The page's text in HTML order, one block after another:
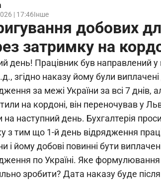
| 17:46Інше
добових
затримку на
день! Працівник був направлений
згідно наказу йому були
за межі України за всі 7 днів,
на кордоні, він переночував у
на наступний день. Бухгалтерія
з тим що 1-й день відрядження
і йому добові повинні бути
по Україні. Яке формулювання
зробити? Дата наказу буде